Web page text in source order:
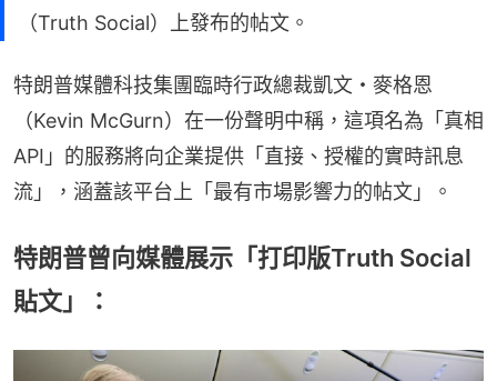
（Truth Social）上發布的帖文。
特朗普媒體科技集團臨時行政總裁凱文・麥格恩
（Kevin McGurn）在一份聲明中稱，這項名為「真相
API」的服務將向企業提供「直接、授權的實時訊息
流」，涵蓋該平台上「最有市場影響力的帖文」。
特朗普曾向媒體展示「打印版Truth Social
貼文」：